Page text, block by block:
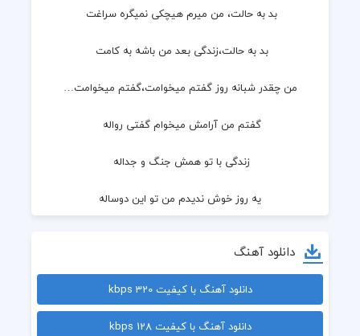
بد به حالت، من میرم هیچکی نمیگره سراغت
بد به حالت،زندگی بعد من باشه به کامت
من چقدر شبانه روز گفتم میخوامت،گفتم میخوامت…
گفتم من آرامش میخوام گفتی رواله
زندگی با تو همش جنگ و جداله
یه روز خوش ندیدم من تو این دوساله
بد به حالت،عمرا یه لحظه ام نمی افتم به یادت
روزای بد یکی یکی در انتظارت
دانلود آهنگ
دانلود آهنگ با کیفیت 320 kbps
دانلود آهنگ با کیفیت 128 kbps